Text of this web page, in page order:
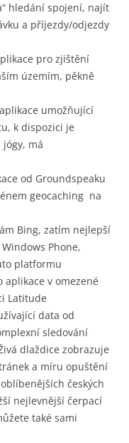
hledání spojení, najít
a příjezdy/odjezdy
pro zjištění
územím, pěkně
umožňující
k dispozici je
má
od Groundspeaku
geocaching na
Bing, zatím nejlepší
Phone,
platformu
aplikace v omezené
Latitude
data od
sledování
dlaždice zobrazuje
a míru opuštění
českých
nejlevnější čerpací
také sami